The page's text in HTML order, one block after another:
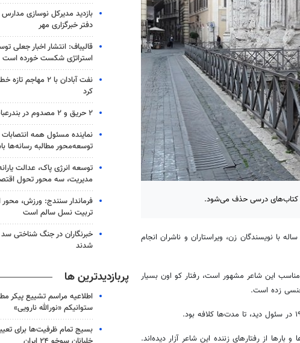
کتاب‌های درسی حذف می‌شود.
به نقل از تایمز کره، آنچه شاعر مشهور ۸۴ ساله با نویسندگان زن، ویراستاران و ناشران انجام
این شاعر مشهور است، رفتار کو اون بسیار
جنسی زده است.
و بارها از رفتارهای زننده این شاعر آزار دیده‌اند.
بازدید مدیرکل نوسازی مدارس
دفتر خبرگزاری مهر
قالیباف: انتشار اخبار جعلی
استراتژی شکست خورده است
نفت آبادان با ۲
کرد
۲ حریق و ۲ مصدوم در بندرعباس
نماینده مسئول همه
توسعه‌محور مطالبه رسانه‌ها
توسعه انرژی پاک، عدالت
مدیریت، سه محور تحول
فرماندار سنندج: ورزش،
تربیت نسل سالم است
خبرنگاران در جنگ شناختی
شدند
پربازدیدترین ها
اطلاعیه مراسم تشییع پیکر
ستوانیکم «نورالله نارویی»
بسیج تمام ظرفیت‌ها برای